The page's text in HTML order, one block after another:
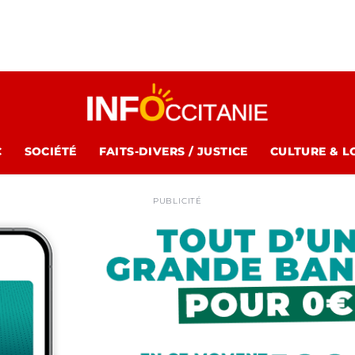
SOCIÉTÉ FAITS-DIVERS / JUSTICE CULTURE &
PUBLICITÉ